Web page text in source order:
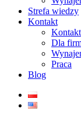
Strefa wiedzy
Kontakt
Kontakt
Dla
Praca
Blog